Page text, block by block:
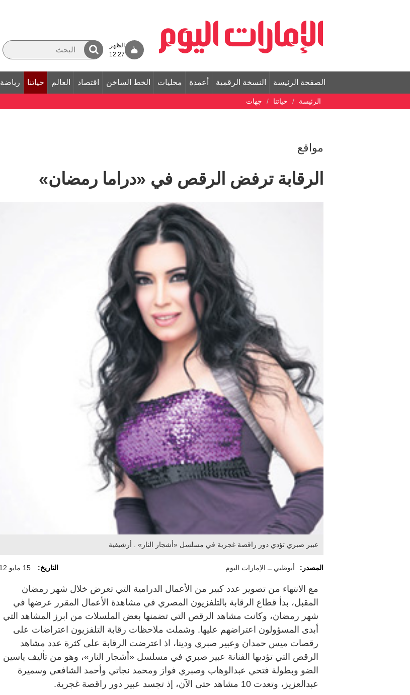
الظهر
12:27
الصفحة الرئيسة النسخة الرقمية أعمدة محليات الخط الساخن اقتصاد العالم حياتنا رياضة
الرئيسة حياتنا جهات
مواقع
الرقابة ترفض الرقص في «دراما رمضان»
عبير صبري تؤدي دور راقصة غجرية في مسلسل «أشجار النار» . أرشيفية
المصدر: أبوظبي ــ الإمارات اليوم التاريخ: 15 مايو 2012
مع الانتهاء من تصوير عدد كبير من الأعمال الدرامية التي تعرض خلال شهر رمضان
المقبل، بدأ قطاع الرقابة بالتلفزيون المصري في مشاهدة الأعمال المقرر عرضها في
شهر رمضان، وكانت مشاهد الرقص التي تضمنها بعض الملسلات من ابرز المشاهد التي
أبدى المسؤولون اعتراضهم عليها. وشملت ملاحظات رقابة التلفزيون اعتراضات على
رقصات ميس حمدان وعبير صبري ودينا، اذ اعترضت الرقابة على كثرة عدد مشاهد
الرقص التي تؤديها الفنانة عبير صبري في مسلسل «أشجار النار»، وهو من تأليف ياسين
الضو وبطولة فتحي عبدالوهاب وصبري فواز ومحمد نجاتي وأحمد الشافعي وسميرة
عبدالعزيز، وتعدت 10 مشاهد حتى الآن، إذ تجسد عبير دور راقصة غجرية.